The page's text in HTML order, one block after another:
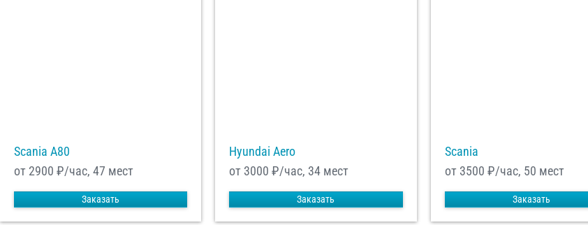
Scania A80
от 2900 ₽/час, 47 мест
Заказать
Hyundai Aero
от 3000 ₽/час, 34 мест
Заказать
Scania
от 3500 ₽/час, 50 мест
Заказать